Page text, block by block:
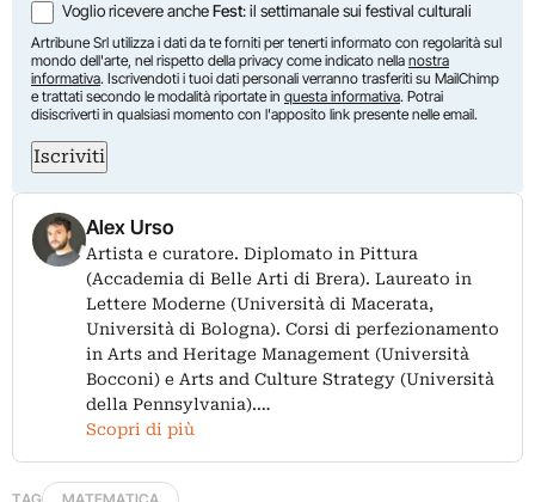
Voglio ricevere ancheFest: il settimanale sui festival culturali
Artribune Srl utilizza i dati da te forniti per tenerti informato con regolarità sul
mondo dell'arte, nel rispetto della privacy come indicato nella nostra
informativa. Iscrivendoti i tuoi dati personali verranno trasferiti su MailChimp
e trattati secondo le modalità riportate in questa informativa. Potrai
disiscriverti in qualsiasi momento con l'apposito link presente nelle email.
Iscriviti
Alex Urso
Artista e curatore. Diplomato in Pittura
(Accademia di Belle Arti di Brera). Laureato in
Lettere Moderne (Università di Macerata,
Università di Bologna). Corsi di perfezionamento
in Arts and Heritage Management (Università
Bocconi) e Arts and Culture Strategy (Università
della Pennsylvania).…
Scopri di più